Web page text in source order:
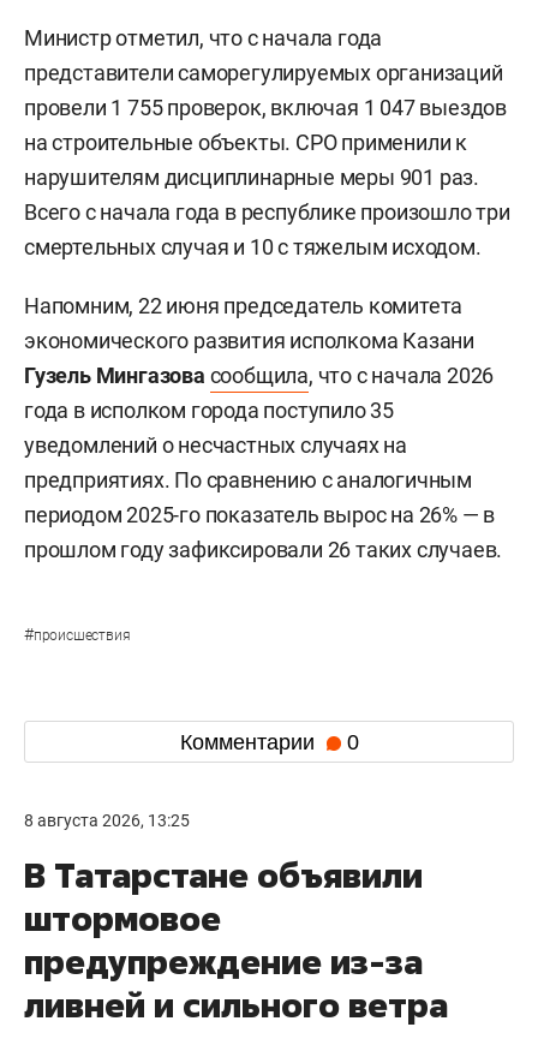
Министр отметил, что с начала года
представители саморегулируемых организаций
провели 1 755 проверок, включая 1 047 выездов
на строительные объекты. СРО применили к
нарушителям дисциплинарные меры 901 раз.
Всего с начала года в республике произошло три
смертельных случая и 10 с тяжелым исходом.
Напомним, 22 июня председатель комитета
экономического развития исполкома Казани
Гузель Мингазова сообщила, что с начала 2026
года в исполком города поступило 35
уведомлений о несчастных случаях на
предприятиях. По сравнению с аналогичным
периодом 2025-го показатель вырос на 26% — в
прошлом году зафиксировали 26 таких случаев.
#происшествия
Комментарии 0
8 августа 2026, 13:25
В Татарстане объявили
штормовое
предупреждение из-за
ливней и сильного ветра